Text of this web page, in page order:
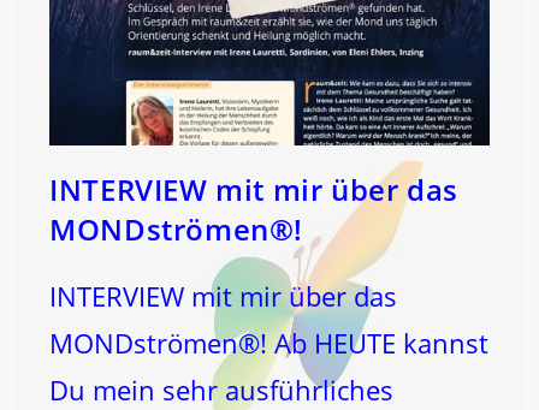
INTERVIEW mit mir über das
MONDströmen®!
INTERVIEW mit mir über das
MONDströmen®! Ab HEUTE kannst
Du mein sehr ausführliches